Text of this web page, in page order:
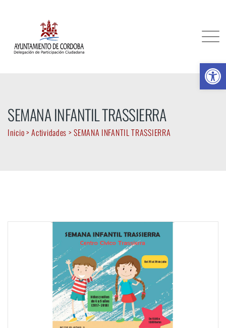
SEMANA INFANTIL TRASSIERRA
Inicio>Actividades >SEMANA INFANTIL TRASSIERRA